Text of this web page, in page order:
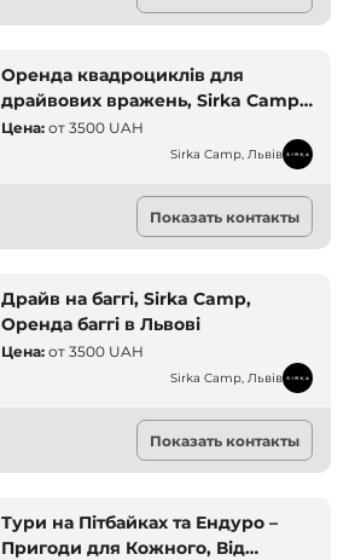
Оренда квадроциклів для
драйвових вражень, Sirka Camp,
Львів
Цена: от 3500 UAH
Sirka Camp, Львів
Показать контакты
Драйв на баггі, Sirka Camp,
Оренда баггі в Львові
Цена: от 3500 UAH
Sirka Camp, Львів
Показать контакты
Тури на Пітбайках та Ендуро –
Пригоди для Кожного, Від